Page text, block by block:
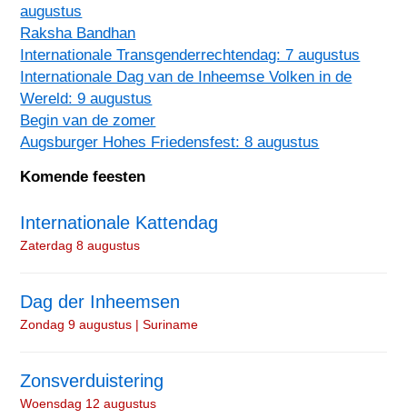
augustus
Raksha Bandhan
Internationale Transgenderrechtendag: 7 augustus
Internationale Dag van de Inheemse Volken in de
Wereld: 9 augustus
Begin van de zomer
Augsburger Hohes Friedensfest: 8 augustus
Komende feesten
Internationale Kattendag
Zaterdag 8 augustus
Dag der Inheemsen
Zondag 9 augustus | Suriname
Zonsverduistering
Woensdag 12 augustus